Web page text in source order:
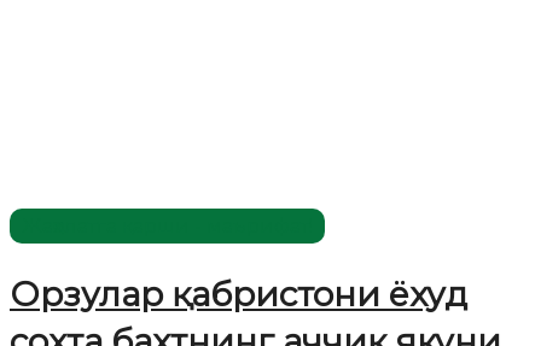
Орзулар қабристони ёхуд